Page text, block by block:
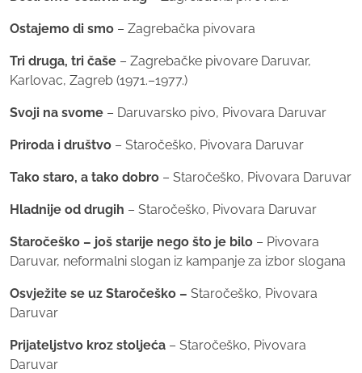
Ostajemo di smo – Zagrebačka pivovara
Tri druga, tri čaše – Zagrebačke pivovare Daruvar,
Karlovac, Zagreb (1971.–1977.)
Svoji na svome – Daruvarsko pivo, Pivovara Daruvar
Priroda i društvo – Staročeško, Pivovara Daruvar
Tako staro, a tako dobro – Staročeško, Pivovara Daruvar
Hladnije od drugih – Staročeško, Pivovara Daruvar
Staročeško – još starije nego što je bilo – Pivovara
Daruvar, neformalni slogan iz kampanje za izbor slogana
Osvježite se uz Staročeško – Staročeško, Pivovara
Daruvar
Prijateljstvo kroz stoljeća – Staročeško, Pivovara
Daruvar